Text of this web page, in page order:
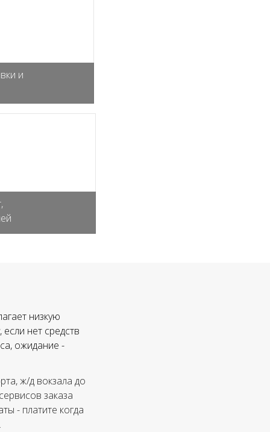
и
ж/д вокзала до
заказа
- платите когда
низкую
нет средств
ожидание -